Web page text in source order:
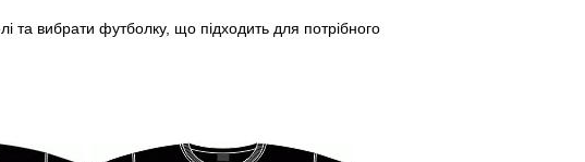
та вибрати футболку, що підходить для потрібного